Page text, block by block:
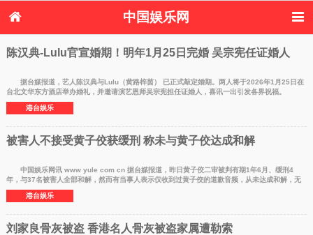
中国娱乐网
首页 新闻 女性
内地娱乐
体育花边
音乐新闻 影视新闻
内地明星八卦
港台明星八卦
陈汉典-Lulu官宣婚期！明年1月25日完婚 吴宗宪任证婚人
据台媒报道，艺人陈汉典与Lulu（黄路梓茵） 已正式敲定婚期。两人将于2026年1月25日在
台北文华东方酒店举办婚礼，并邀请演艺恩师吴宗宪担任证婚人，喜讯一出引发各界祝福。
Lulu在采访中透
港台娱乐
被害人不接受黄子佼获缓刑 称未与黄子佼达成和解
中国娱乐网讯 www yule com cn 据台媒报道，昨日黄子佼二审被判有期1年6月、缓刑4
年，与37名被害人全部和解，然而有当事人表示仅收到过黄子佼的道歉音频，从未达成和解，无
法接受黄子佼缓刑
港台娱乐
刘家良骨灰被盗 香港名人骨灰被盗家属遭勒索